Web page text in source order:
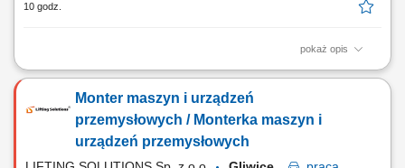
10 godz.
pokaż opis
wykonywanie przeglądów i diagnostyka zabudów komunalnych,
montaż oraz uruchamianie nowych urządzeń zgodnie z dokumentacją,
regulacja i kalibracja układów sterowania i hydrauliki siłowej,
współpraca z działem produkcji i...
Monter maszyn i urządzeń
przemysłowych / Monterka maszyn i
urządzeń przemysłowych